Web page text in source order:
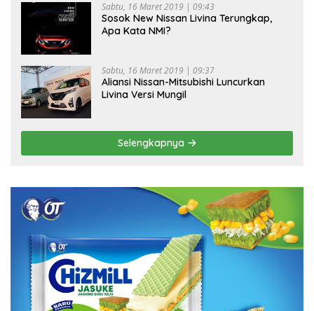
Sabtu, 16 Maret 2019 | 09:43
Sosok New Nissan Livina Terungkap,
Apa Kata NMI?
Sabtu, 16 Maret 2019 | 09:37
Aliansi Nissan-Mitsubishi Luncurkan
Livina Versi Mungil
Selengkapnya